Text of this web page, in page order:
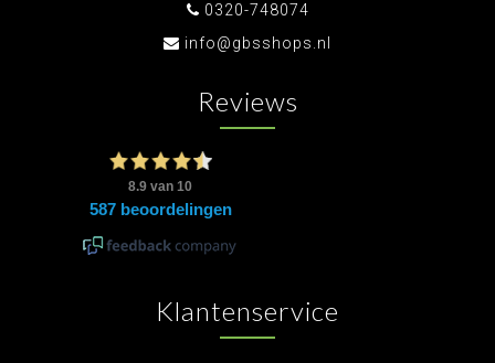
0320-748074
info@gbsshops.nl
Reviews
Klantenservice